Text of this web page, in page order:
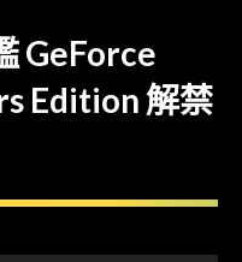
GeForce
Edition 解禁